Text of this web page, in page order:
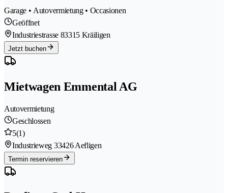
Garage • Autovermietung • Occasionen
Geöffnet
Industriestrasse 83315 Kräiligen
Jetzt buchen
Mietwagen Emmental AG
Autovermietung
Geschlossen
5(1)
Industrieweg 33426 Aefligen
Termin reservieren